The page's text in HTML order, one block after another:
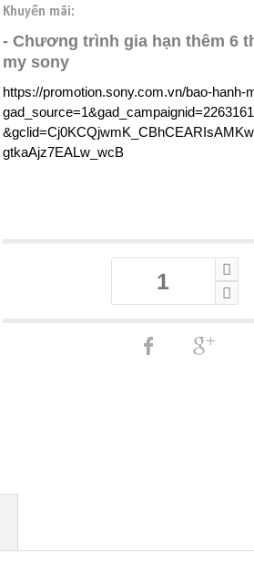
Khuyến mãi:
- Chương trình gia hạn thêm 6
my sony
https://promotion.sony.com.vn/bao-hanh-
gtkaAjz7EALw_wcB